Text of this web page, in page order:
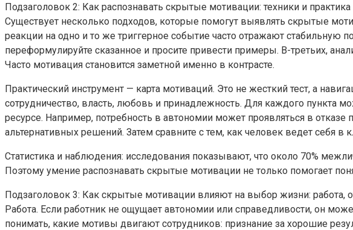
Подзаголовок 2: Как распознавать скрытые мотивации: техники и практика
Существует несколько подходов, которые помогут выявлять скрытые
реакции на одно и то же триггерное событие часто отражают стабильную
переформулируйте сказанное и просите привести примеры. В-третьих,
Часто мотивация становится заметной именно в контрасте.
Практический инструмент — карта мотиваций. Это не жесткий тест, а
сотрудничество, власть, любовь и принадлежность. Для каждого пункта
ресурсе. Например, потребность в автономии может проявляться в отказе
альтернативных решений. Затем сравните с тем, как человек ведет себя
Статистика и наблюдения: исследования показывают, что около 70%
Поэтому умение распознавать скрытые мотивации не только помогает
Подзаголовок 3: Как скрытые мотивации влияют на выбор жизни: работа,
Работа. Если работник не ощущает автономии или справедливости, он
понимать, какие мотивы двигают сотрудников: признание за хорошие